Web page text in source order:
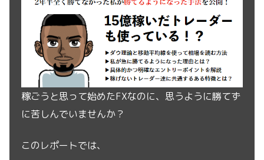
稼ごうと思って始めたFXなのに、思うように勝てず
に苦しんでいませんか？
このレポートでは、